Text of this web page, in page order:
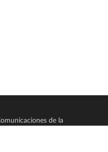
de la